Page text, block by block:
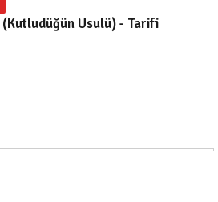
Etli Tirit (Kutludüğün Usulü) - Tarifi